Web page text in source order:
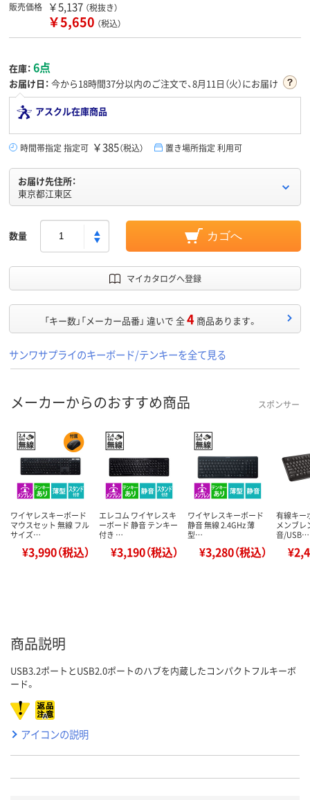
販売価格 ￥5,137 （税抜き）
￥5,650 （税込）
在庫： 6点
お届け日： 今から18時間37分以内のご注文で、8月11日（火）にお届け
アスクル在庫商品
時間帯指定 指定可 ￥385（税込） 置き場所指定 利用可
お届け先住所：
東京都江東区
数量 カゴへ
マイカタログへ登録
「キー数」「メーカー品番」 違いで 全4 商品あります。
サンワサプライのキーボード/テンキーを全て見る
メーカーからのおすすめ商品 スポンサー
ワイヤレスキーボード
マウスセット 無線 フル
サイズ…
¥3,990（税込）
エレコム ワイヤレスキ
ーボード 静音 テンキー
付き …
¥3,190（税込）
ワイヤレスキーボード
静音 無線 2.4GHz 薄
型…
¥3,280（税込）
有線キー
メンブレ
音/USB…
商品説明
USB3.2ポートとUSB2.0ポートのハブを内蔵したコンパクトフルキーボ
ード。
アイコンの説明